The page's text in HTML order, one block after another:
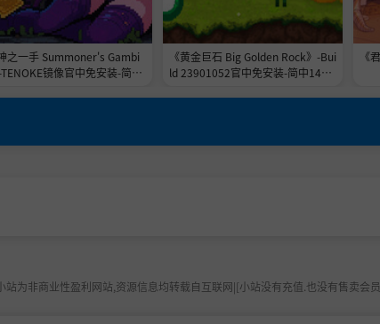
之一手 Summoner's Gambi
镜像官中免安装-简中
《黄金巨石 Big Golden Rock》-Bui
ld 23901052官中免安装-简中148.7
《
站为非商业性盈利网站,资源信息均转载自互联网|[小站没有充值.也没有售卖会